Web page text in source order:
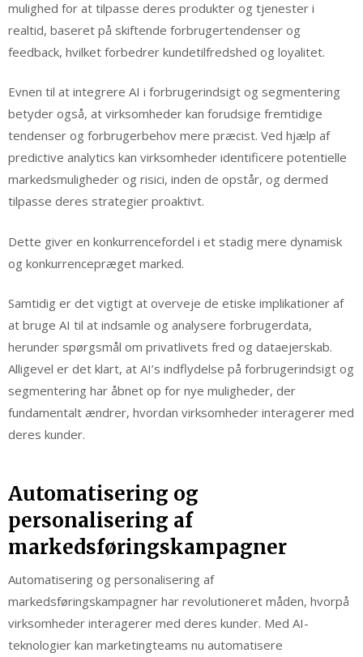
mulighed for at tilpasse deres produkter og tjenester i
realtid, baseret på skiftende forbrugertendenser og
feedback, hvilket forbedrer kundetilfredshed og loyalitet.
Evnen til at integrere AI i forbrugerindsigt og segmentering
betyder også, at virksomheder kan forudsige fremtidige
tendenser og forbrugerbehov mere præcist. Ved hjælp af
predictive analytics kan virksomheder identificere potentielle
markedsmuligheder og risici, inden de opstår, og dermed
tilpasse deres strategier proaktivt.
Dette giver en konkurrencefordel i et stadig mere dynamisk
og konkurrencepræget marked.
Samtidig er det vigtigt at overveje de etiske implikationer af
at bruge AI til at indsamle og analysere forbrugerdata,
herunder spørgsmål om privatlivets fred og dataejerskab.
Alligevel er det klart, at AI’s indflydelse på forbrugerindsigt og
segmentering har åbnet op for nye muligheder, der
fundamentalt ændrer, hvordan virksomheder interagerer med
deres kunder.
Automatisering og
personalisering af
markedsføringskampagner
Automatisering og personalisering af
markedsføringskampagner har revolutioneret måden, hvorpå
virksomheder interagerer med deres kunder. Med AI-
teknologier kan marketingteams nu automatisere